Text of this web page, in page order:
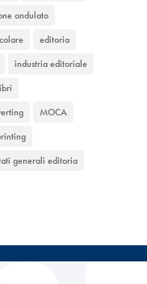
ondulato
editoria
industria editoriale
MOCA
generali editoria